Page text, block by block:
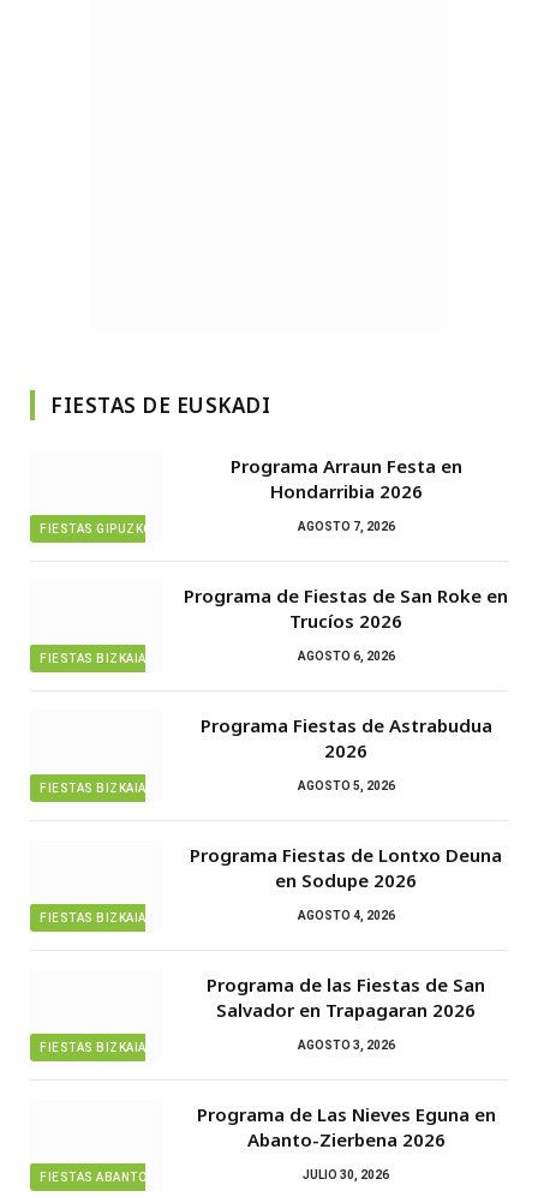
FIESTAS DE EUSKADI
FIESTAS GIPUZKOA
Programa Arraun Festa en
Hondarribia 2026
AGOSTO 7, 2026
FIESTAS BIZKAIA
Programa de Fiestas de San Roke en
Trucíos 2026
AGOSTO 6, 2026
FIESTAS BIZKAIA
Programa Fiestas de Astrabudua
2026
AGOSTO 5, 2026
FIESTAS BIZKAIA
Programa Fiestas de Lontxo Deuna
en Sodupe 2026
AGOSTO 4, 2026
FIESTAS BIZKAIA
Programa de las Fiestas de San
Salvador en Trapagaran 2026
AGOSTO 3, 2026
FIESTAS ABANTO ZIERBENA
Programa de Las Nieves Eguna en
Abanto-Zierbena 2026
JULIO 30, 2026